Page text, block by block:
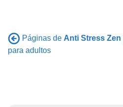
Páginas de Anti Stress Zen
para adultos